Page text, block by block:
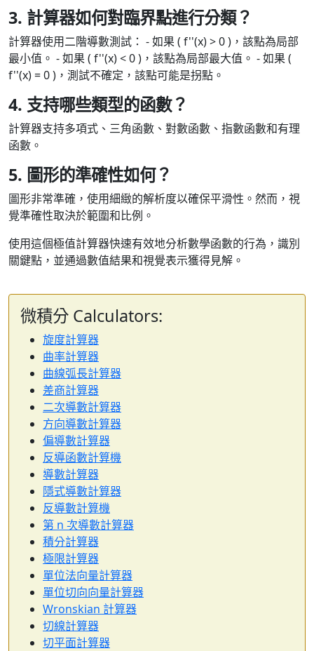
3. 計算器如何對臨界點進行分類？
計算器使用二階導數測試： - 如果 ( f''(x) > 0 )，該點為局部
最小值。 - 如果 ( f''(x) < 0 )，該點為局部最大值。 - 如果 (
f''(x) = 0 )，測試不確定，該點可能是拐點。
4. 支持哪些類型的函數？
計算器支持多項式、三角函數、對數函數、指數函數和有理
函數。
5. 圖形的準確性如何？
圖形非常準確，使用細緻的解析度以確保平滑性。然而，視
覺準確性取決於範圍和比例。
使用這個極值計算器快速有效地分析數學函數的行為，識別
關鍵點，並通過數值結果和視覺表示獲得見解。
微積分 Calculators:
旋度計算器
曲率計算器
曲線弧長計算器
差商計算器
二次導數計算器
方向導數計算器
偏導數計算器
反導函數計算機
導數計算器
隱式導數計算器
反導數計算機
第 n 次導數計算器
積分計算器
極限計算器
單位法向量計算器
單位切向向量計算器
Wronskian 計算器
切線計算器
切平面計算器